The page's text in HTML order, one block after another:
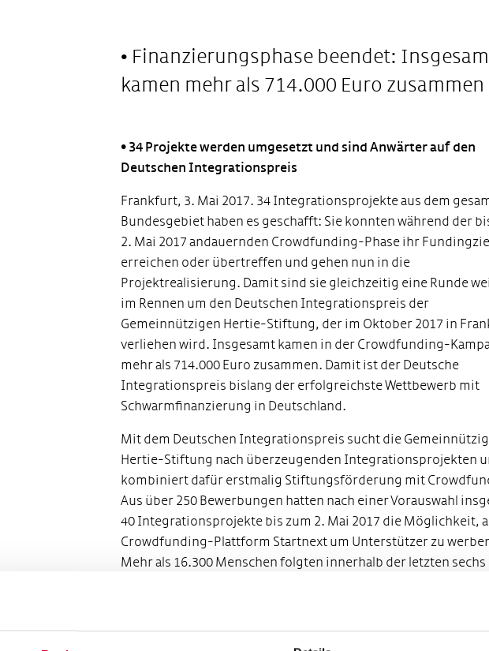
• Finanzierungsphase beendet:
kamen mehr als 714.000 Euro zusammen
• 34 Projekte werden umgesetzt und sind Anwärter auf den
Deutschen Integrationspreis
Frankfurt, 3. Mai 2017. 34 Integrationsprojekte aus dem
Bundesgebiet haben es geschafft: Sie konnten während der
2. Mai 2017 andauernden Crowdfunding-Phase ihr
erreichen oder übertreffen und gehen nun in die
Projektrealisierung. Damit sind sie gleichzeitig eine Runde
im Rennen um den Deutschen Integrationspreis der
Gemeinnützigen Hertie-Stiftung, der im Oktober 2017 in
verliehen wird. Insgesamt kamen in der Crowdfunding-
mehr als 714.000 Euro zusammen. Damit ist der Deutsche
Integrationspreis bislang der erfolgreichste Wettbewerb mit
Schwarmfinanzierung in Deutschland.
Mit dem Deutschen Integrationspreis sucht die
Hertie-Stiftung nach überzeugenden Integrationsprojekten
kombiniert dafür erstmalig Stiftungsförderung mit
Aus über 250 Bewerbungen hatten nach einer Vorauswahl
40 Integrationsprojekte bis zum 2. Mai 2017 die Möglichkeit,
Crowdfunding-Plattform Startnext um Unterstützer zu
Mehr als 16.300 Menschen folgten innerhalb der letzten sechs
Finanzierung seitens der Stiftung von jeweils bis zu 15.000